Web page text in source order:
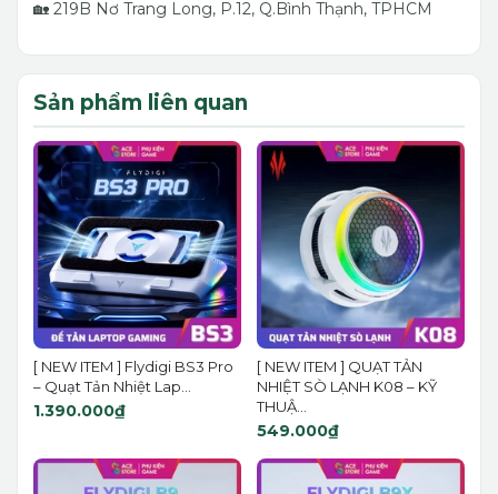
🏡 219B Nơ Trang Long, P.12, Q.Bình Thạnh, TPHCM
Sản phẩm liên quan
[ NEW ITEM ] Flydigi BS3 Pro
– Quạt Tản Nhiệt Lap...
1.390.000₫
[ NEW ITEM ] QUẠT TẢN
NHIỆT SÒ LẠNH K08 – KỸ
THUẬ...
549.000₫